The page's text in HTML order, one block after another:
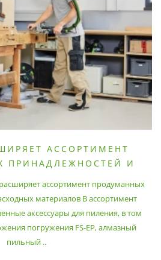
АССОРТИМЕНТ
ПРИНАДЛЕЖНОСТЕЙ И
ассортимент продуманных
материалов В ассортимент
аксессуары для пиления, в том
погружения FS-EP, алмазный
пильный ..